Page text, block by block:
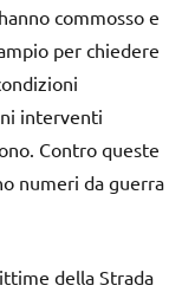
commosso e
per chiedere
interventi
Contro queste
numeri da guerra
della Strada